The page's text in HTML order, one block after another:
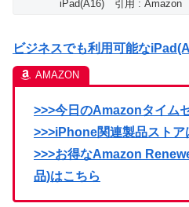
iPad(A16) 引用 : Amazon
ビジネスでも利用可能な
>>>今日のAmazonタイム
>>>iPhone関連製品ストア
>>>お得なAmazon
品)はこちら